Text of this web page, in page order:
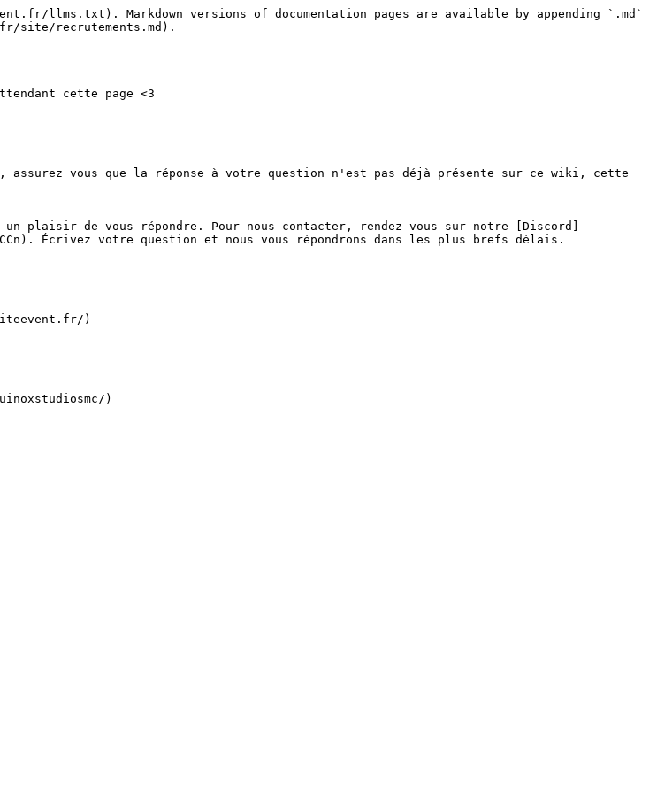
llms.txt). Markdown versions of documentation pages are available by appending `.md`
site/recrutements.md).
cette page <3
vous que la réponse à votre question n'est pas déjà présente sur ce wiki, cette
un plaisir de vous répondre. Pour nous contacter, rendez-vous sur notre [Discord]
Écrivez votre question et nous vous répondrons dans les plus brefs délais.
)